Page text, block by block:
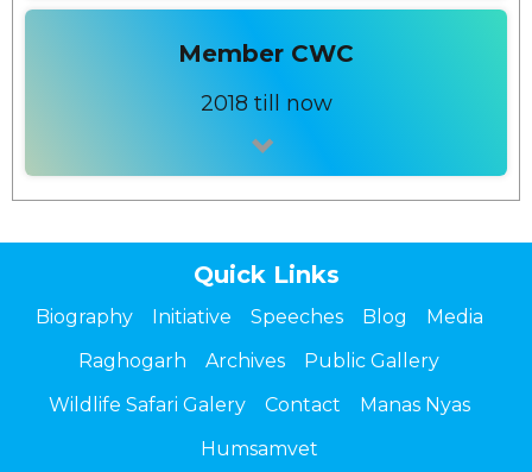
Member CWC
2018 till now
Quick Links
Biography Initiative Speeches Blog
Media
Raghogarh
Archives
Public Gallery
Wildlife Safari Galery
Contact
Manas Nyas
Humsamvet